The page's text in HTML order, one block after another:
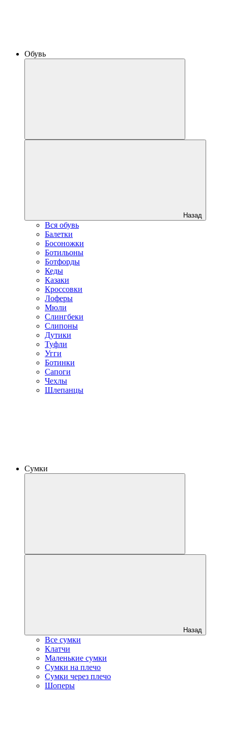
Обувь
Назад
Вся обувь
Балетки
Босоножки
Ботильоны
Ботфорды
Кеды
Казаки
Кроссовки
Лоферы
Мюли
Слингбеки
Слипоны
Дутики
Туфли
Угги
Ботинки
Сапоги
Чехлы
Шлепанцы
Сумки
Назад
Все сумки
Клатчи
Маленькие сумки
Сумки на плечо
Сумки через плечо
Шоперы